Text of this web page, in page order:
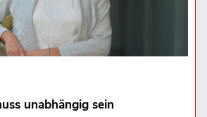
unabhängig sein